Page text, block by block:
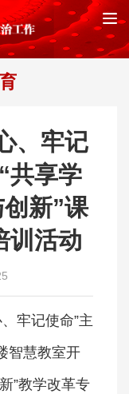
、牢记
共享学
新”课
训活动
牢记使命”主
智慧教室开
”教学改革专